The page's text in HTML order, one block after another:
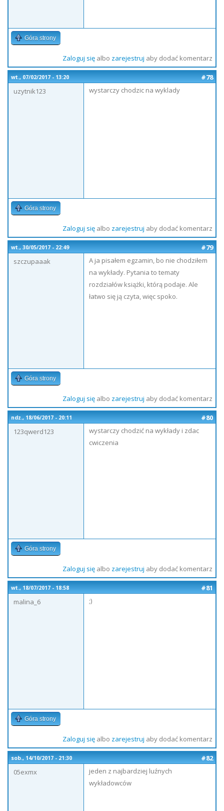
Góra strony
Zaloguj sięalbo zarejestruj aby dodać komentarz
wt., 07/02/2017 - 13:20
#78
uzytnik123
wystarczy chodzic na wyklady
Góra strony
Zaloguj sięalbo zarejestruj aby dodać komentarz
wt., 30/05/2017 - 22:49
#79
szczupaaak
A ja pisałem egzamin, bo nie chodziłem
na wykłady. Pytania to tematy
rozdziałów książki, którą podaje. Ale
łatwo się ją czyta, więc spoko.
Góra strony
Zaloguj sięalbo zarejestruj aby dodać komentarz
ndz., 18/06/2017 - 20:11
#80
123qwerd123
wystarczy chodzić na wykłady i zdac
cwiczenia
Góra strony
Zaloguj sięalbo zarejestruj aby dodać komentarz
wt., 18/07/2017 - 18:58
#81
malina_6
;)
Góra strony
Zaloguj sięalbo zarejestruj aby dodać komentarz
sob., 14/10/2017 - 21:30
#82
05exmx
jeden z najbardziej luźnych
wykładowców